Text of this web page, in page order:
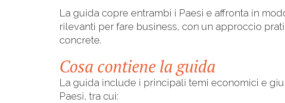
La guida copre entrambi i Paesi e affronta in
rilevanti per fare business, con un approccio
concrete.
Cosa contiene la guida
La guida include i principali temi economici e
Paesi, tra cui: